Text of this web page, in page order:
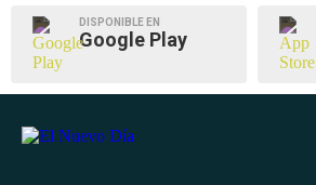
DISPONIBLE EN
Google Play